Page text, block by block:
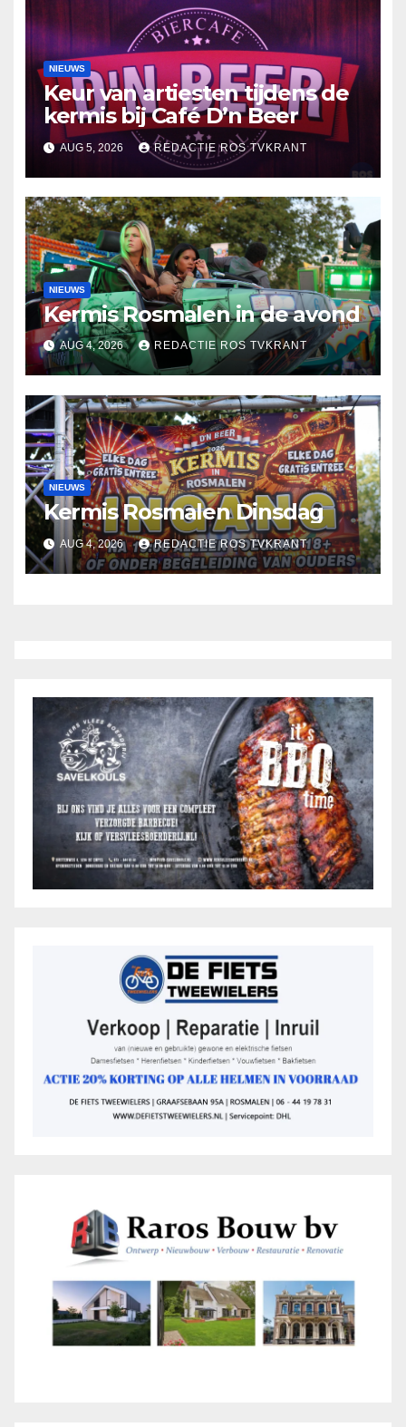
NIEUWS
Keur van artiesten tijdens de
kermis bij Café D’n Beer
AUG 5, 2026 REDACTIE ROS TVKRANT
NIEUWS
Kermis Rosmalen in de avond
AUG 4, 2026 REDACTIE ROS TVKRANT
NIEUWS
Kermis Rosmalen Dinsdag
AUG 4, 2026 REDACTIE ROS TVKRANT